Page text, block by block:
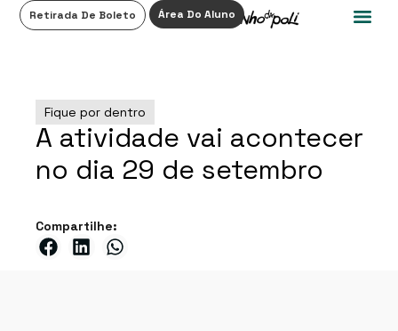
Retirada De Boleto Área Do Aluno
Fique por dentro
A atividade vai acontecer
no dia 29 de setembro
Compartilhe: